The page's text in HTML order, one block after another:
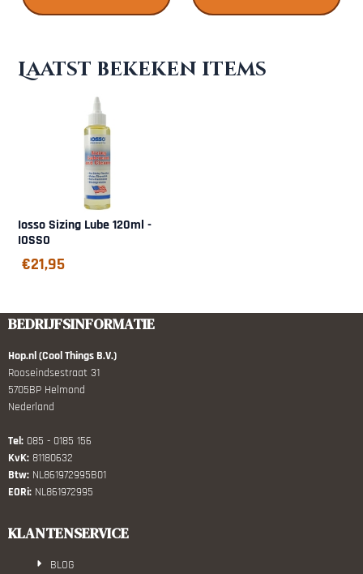
Laatst bekeken items
Iosso Sizing Lube 120ml -
IOSSO
€21,95
BEDRIJFSINFORMATIE
Hop.nl (Cool Things B.V.)
Rooseindsestraat 31
5705BP Helmond
Nederland
Tel: 085 - 0185 156
KvK: 81180632
Btw: NL861972995B01
EORi: NL861972995
KLANTENSERVICE
BLOG